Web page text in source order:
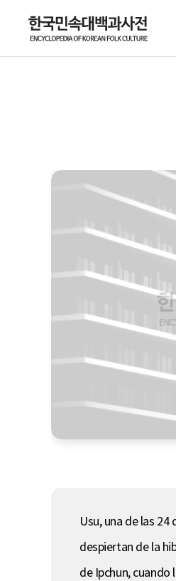
Usu, una de las
despiertan de la
de Ipchun,